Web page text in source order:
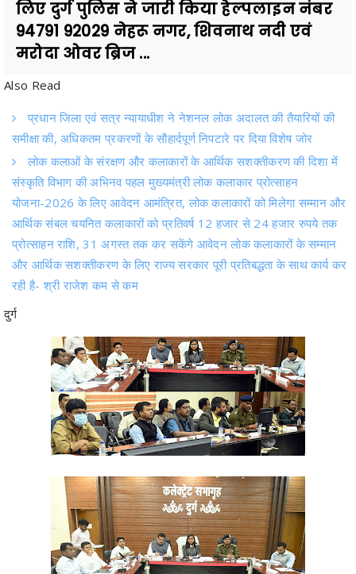
मरोदा ओवर ब्रिज ...
Also Read
समीक्षा की, अधिकतम प्रकरणों के सौहार्दपूर्ण निपटारे पर दिया विशेष जोर
लोक कलाओं के संरक्षण और कलाकारों के आर्थिक सशक्तीकरण की दिशा में
संस्कृति विभाग की अभिनव पहल मुख्यमंत्री लोक कलाकार प्रोत्साहन
योजना-2026 के लिए आवेदन आमंत्रित, लोक कलाकारों को मिलेगा सम्मान और
आर्थिक संबल चयनित कलाकारों को प्रतिवर्ष 12 हजार से 24 हजार रुपये तक
प्रोत्साहन राशि, 31 अगस्त तक कर सकेंगे आवेदन लोक कलाकारों के सम्मान
और आर्थिक सशक्तीकरण के लिए राज्य सरकार पूरी प्रतिबद्धता के साथ कार्य कर
रही है- श्री राजेश कम से कम
दुर्ग